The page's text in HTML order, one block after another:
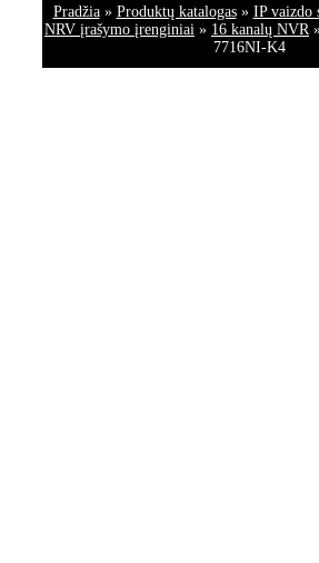
Pradžia» Produktų katalogas» IP vaizdo
NRV įrašymo įrenginiai » 16 kanalų NVR
7716NI-K4